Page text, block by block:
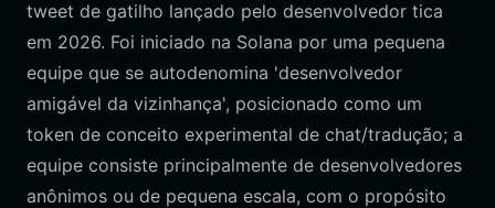
tweet de gatilho lançado pelo desenvolvedor tica
em 2026. Foi iniciado na Solana por uma pequena
equipe que se autodenomina 'desenvolvedor
amigável da vizinhança', posicionado como um
token de conceito experimental de chat/tradução; a
equipe consiste principalmente de desenvolvedores
anônimos ou de pequena escala, com o propósito